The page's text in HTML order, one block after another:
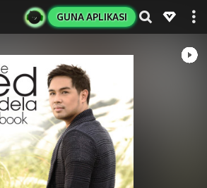
GUNA APLIKASI